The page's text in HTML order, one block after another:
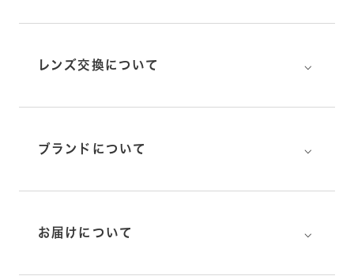
レンズ交換について ⌵
ブランドについて ⌵
お届けについて ⌵